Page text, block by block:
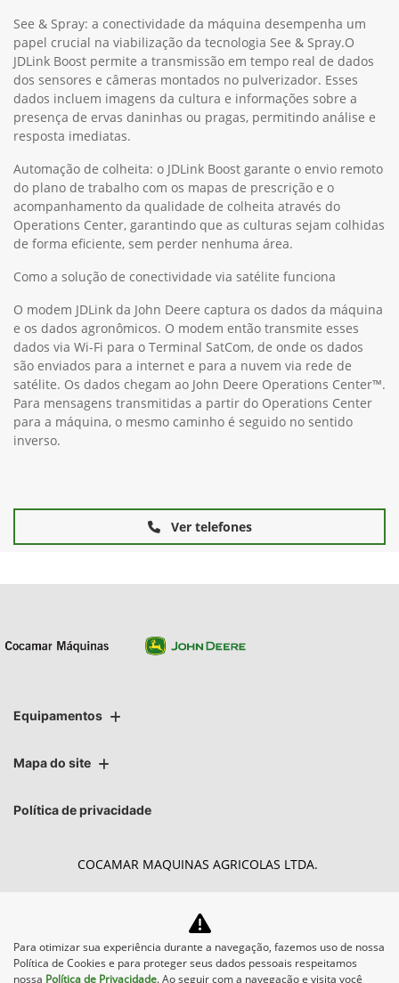
See & Spray: a conectividade da máquina desempenha um
papel crucial na viabilização da tecnologia See & Spray.O
JDLink Boost permite a transmissão em tempo real de dados
dos sensores e câmeras montados no pulverizador. Esses
dados incluem imagens da cultura e informações sobre a
presença de ervas daninhas ou pragas, permitindo análise e
resposta imediatas.
Automação de colheita: o JDLink Boost garante o envio remoto
do plano de trabalho com os mapas de prescrição e o
acompanhamento da qualidade de colheita através do
Operations Center, garantindo que as culturas sejam colhidas
de forma eficiente, sem perder nenhuma área.
Como a solução de conectividade via satélite funciona
O modem JDLink da John Deere captura os dados da máquina
e os dados agronômicos. O modem então transmite esses
dados via Wi-Fi para o Terminal SatCom, de onde os dados
são enviados para a internet e para a nuvem via rede de
satélite. Os dados chegam ao John Deere Operations Center™.
Para mensagens transmitidas a partir do Operations Center
para a máquina, o mesmo caminho é seguido no sentido
inverso.
Ver telefones
Equipamentos
Mapa do site
Política de privacidade
COCAMAR MAQUINAS AGRICOLAS LTDA.
Desacelere. Seu bem maior é a vida.
Para otimizar sua experiência durante a navegação, fazemos uso de nossa
Política de Cookies e para proteger seus dados pessoais respeitamos
nossa Política de Privacidade. Ao seguir com a navegação e visita você